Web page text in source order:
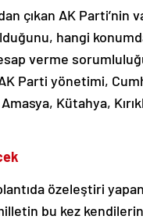
çıkan AK
hangi
verme
Parti yönetimi,
Amasya, Kütahya,
özeleştiri
bu kez